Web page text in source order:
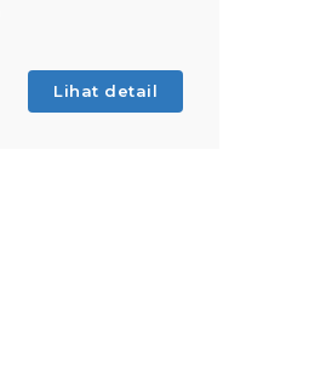
Lihat detail